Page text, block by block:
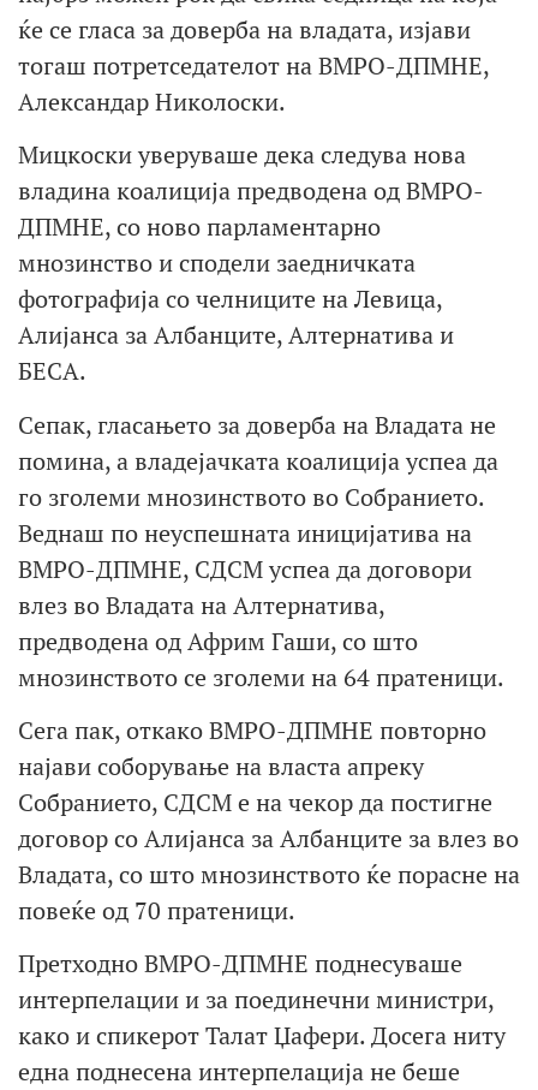
ќе се гласа за доверба на владата, изјави
тогаш потретседателот на ВМРО-ДПМНЕ,
Александар Николоски.
Мицкоски уверуваше дека следува нова
владина коалиција предводена од ВМРО-
ДПМНЕ, со ново парламентарно
мнозинство и сподели заедничката
фотографија со челниците на Левица,
Алијанса за Албанците, Алтернатива и
БЕСА.
Сепак, гласањето за доверба на Владата не
помина, а владејачката коалиција успеа да
го зголеми мнозинството во Собранието.
Веднаш по неуспешната иницијатива на
ВМРО-ДПМНЕ, СДСМ успеа да договори
влез во Владата на Алтернатива,
предводена од Африм Гаши, со што
мнозинството се зголеми на 64 пратеници.
Сега пак, откако ВМРО-ДПМНЕ повторно
најави соборување на власта апреку
Собранието, СДСМ е на чекор да постигне
договор со Алијанса за Албанците за влез во
Владата, со што мнозинството ќе порасне на
повеќе од 70 пратеници.
Претходно ВМРО-ДПМНЕ поднесуваше
интерпелации и за поединечни министри,
како и спикерот Талат Џафери. Досега ниту
една поднесена интерпелација не беше